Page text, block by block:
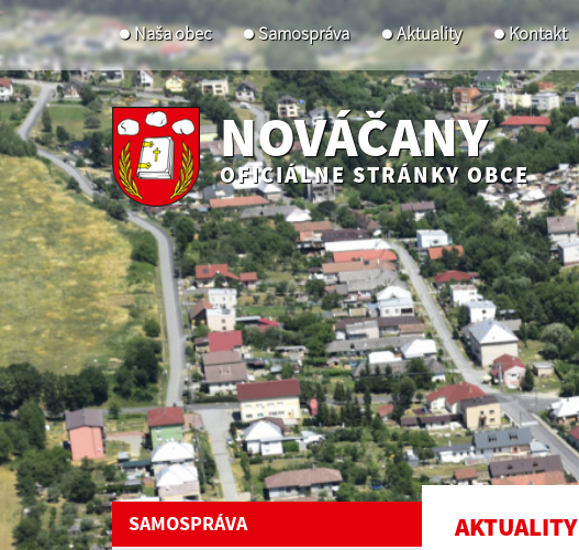
Naša obec Samospráva Aktuality Kontakt
NOVÁČANY
OFICIÁLNE STRÁNKY OBCE
SAMOSPRÁVA AKTUALITY